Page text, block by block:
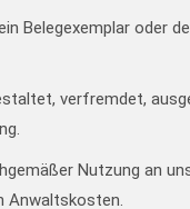
Belegexemplar oder
verfremdet,
Nutzung an
Anwaltskosten.